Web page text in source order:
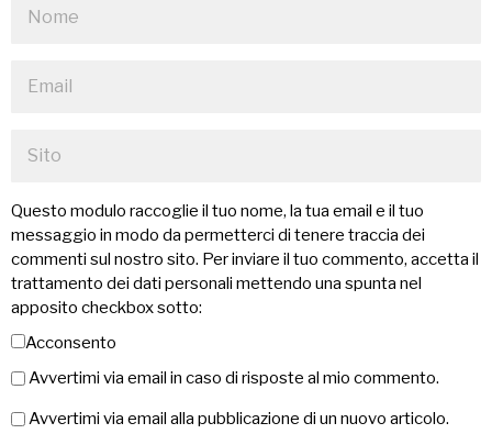
Questo modulo raccoglie il tuo nome, la tua email e il tuo
messaggio in modo da permetterci di tenere traccia dei
commenti sul nostro sito. Per inviare il tuo commento, accetta il
trattamento dei dati personali mettendo una spunta nel
apposito checkbox sotto:
Acconsento
Avvertimi via email in caso di risposte al mio commento.
Avvertimi via email alla pubblicazione di un nuovo articolo.